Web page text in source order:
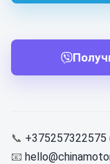
📞 +375257322575
📧